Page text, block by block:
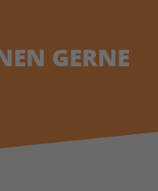
GERNE